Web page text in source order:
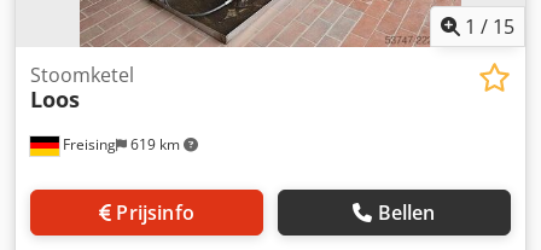
1 / 15
Freising 619 km
Stoomketel
Loos
Prijsinfo Bellen